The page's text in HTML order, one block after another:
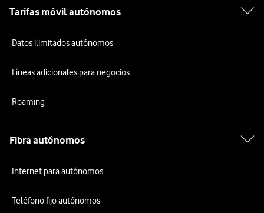
Tarifas móvil autónomos
Datos ilimitados autónomos
Líneas adicionales para negocios
Roaming
Fibra autónomos
Internet para autónomos
Teléfono fijo autónomos